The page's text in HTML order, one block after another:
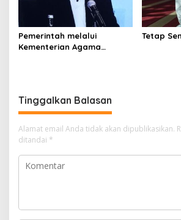
Pemerintah melalui
Kementerian Agama
Tetap
Tinggalkan Balasan
Alamat email Anda tidak akan dipublikasikan.
ditandai *